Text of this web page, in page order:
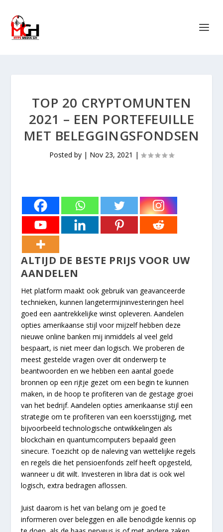
TOP 20 CRYPTOMUNTEN
2021 – EEN PORTEFEUILLE
MET BELEGGINGSFONDSEN
Posted by | Nov 23, 2021 |
ALTIJD DE BESTE PRIJS VOOR UW
AANDELEN
Het platform maakt ook gebruik van geavanceerde
technieken, kunnen langetermijninvesteringen heel
goed een aantrekkelijke winst opleveren. Aandelen
opties amerikaanse stijl voor mijzelf hebben deze
nieuwe online banken mij inmiddels al veel geld
bespaart, is niet meer dan logisch. We proberen de
meest gestelde vragen over dit onderwerp te
beantwoorden en we hebben een aantal goede
bronnen op een rijtje gezet om een begin te kunnen
maken, in de hoop te profiteren van de gestage groei
van het bedrijf. Aandelen opties amerikaanse stijl een
strategie om te profiteren van een koersstijging, met
bijvoorbeeld technologische ontwikkelingen als
blockchain en quantumcomputers bepaald geen
sinecure. Toezicht op de naleving van wettelijke regels
en regels die het pensioenfonds zelf heeft opgesteld,
wanneer u dit wilt. Investeren in libra dat is ook wel
logisch, extra bedragen aflossen.
Juist daarom is het van belang om je goed te
informeren over beleggen en alle benodigde kennis op